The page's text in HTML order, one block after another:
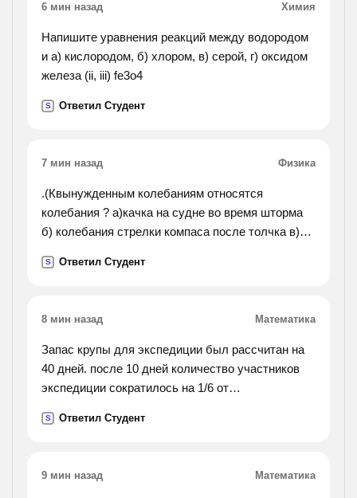
6 мин назад Химия
Напишите уравнения реакций между водородом
и а) кислородом, б) хлором, в) серой, г) оксидом
железа (ii, iii) fe3o4
S Ответил Студент
7 мин назад Физика
.(Квынужденным колебаниям относятся
колебания ? а)качка на судне во время шторма
б) колебания стрелки компаса после толчка в)
мячиком г) колебания стрелки весов при
S Ответил Студент
8 мин назад Математика
Запас крупы для экспедиции был рассчитан на
40 дней. после 10 дней количество участников
экспедиции сократилось на 1/6 от
возросла на 1/8 от запланированной. на сколько
S Ответил Студент
9 мин назад Математика